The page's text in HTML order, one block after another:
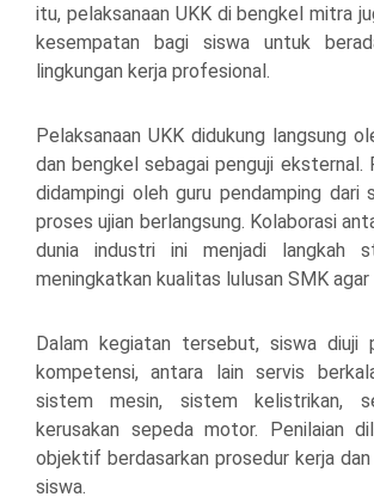
itu, pelaksanaan UKK di bengkel mitra
kesempatan bagi siswa untuk
lingkungan kerja profesional.
Pelaksanaan UKK didukung langsung
dan bengkel sebagai penguji eksternal.
didampingi oleh guru pendamping dari
proses ujian berlangsung. Kolaborasi
dunia industri ini menjadi langkah
meningkatkan kualitas lulusan SMK agar
Dalam kegiatan tersebut, siswa diuji
kompetensi, antara lain servis
sistem mesin, sistem kelistrikan,
kerusakan sepeda motor. Penilaian
objektif berdasarkan prosedur kerja dan
siswa.